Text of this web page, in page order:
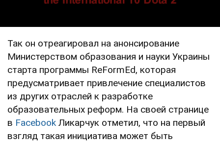
Так он отреагировал на анонсирование
Министерством образования и науки Украины
старта программы ReFormEd, которая
предусматривает привлечение специалистов
из других отраслей к разработке
образовательных реформ. На своей странице
в Facebook Ликарчук отметил, что на первый
взгляд такая инициатива может быть